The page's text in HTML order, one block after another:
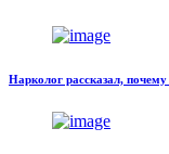
Нарколог рассказал,